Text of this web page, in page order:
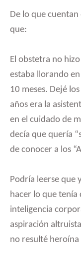
De lo que
que:
El obstetra no
estaba llorando
10 meses. Dejé
años era la
en el cuidado de
decía que quería
de conocer a los
Podría leerse que
hacer lo que
inteligencia
aspiración
no resulté